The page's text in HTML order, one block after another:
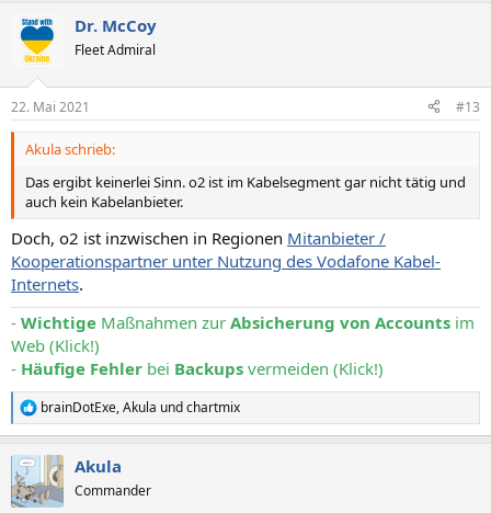
Dr. McCoy
Fleet Admiral
22. Mai 2021 #13
Akula schrieb:
Das ergibt keinerlei Sinn. o2 ist im Kabelsegment gar nicht tätig und
auch kein Kabelanbieter.
Doch, o2 ist inzwischen in Regionen Mitanbieter /
Kooperationspartner unter Nutzung des Vodafone Kabel-
Internets.
- Wichtige Maßnahmen zur Absicherung von Accounts im
Web (Klick!)
- Häufige Fehler bei Backups vermeiden (Klick!)
R
e
k
t
i
brainDotExe,Akula undchartmix
Akula
Commander